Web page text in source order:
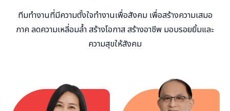
ทีมทำงานที่มีความตั้งใจทำงานเพื่อสังคม เพื่อสร้างความเสมอ
ภาค ลดความเหลี่อมล้ำ สร้างโอกาส สร้างอาชีพ มอบรอยยิ้มและ
ความสุขให้สังคม